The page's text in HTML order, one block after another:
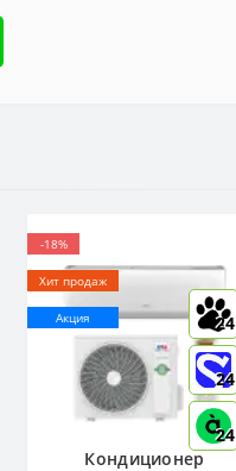
-18%
Хит продаж
Акция 24
24
24
Кондиционер